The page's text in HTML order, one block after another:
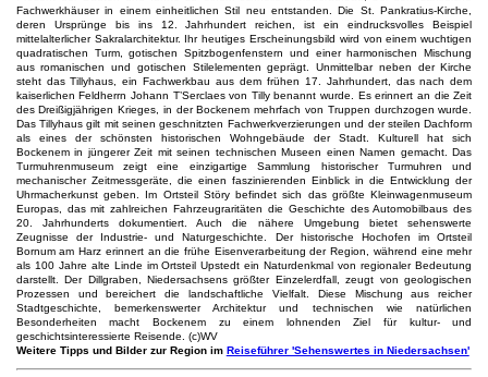
Fachwerkhäuser in einem einheitlichen Stil neu entstanden. Die St. Pankratius-Kirche,
deren Ursprünge bis ins 12. Jahrhundert reichen, ist ein eindrucksvolles Beispiel
mittelalterlicher Sakralarchitektur. Ihr heutiges Erscheinungsbild wird von einem wuchtigen
quadratischen Turm, gotischen Spitzbogenfenstern und einer harmonischen Mischung
aus romanischen und gotischen Stilelementen geprägt. Unmittelbar neben der Kirche
steht das Tillyhaus, ein Fachwerkbau aus dem frühen 17. Jahrhundert, das nach dem
kaiserlichen Feldherrn Johann T’Serclaes von Tilly benannt wurde. Es erinnert an die Zeit
des Dreißigjährigen Krieges, in der Bockenem mehrfach von Truppen durchzogen wurde.
Das Tillyhaus gilt mit seinen geschnitzten Fachwerkverzierungen und der steilen Dachform
als eines der schönsten historischen Wohngebäude der Stadt. Kulturell hat sich
Bockenem in jüngerer Zeit mit seinen technischen Museen einen Namen gemacht. Das
Turmuhrenmuseum zeigt eine einzigartige Sammlung historischer Turmuhren und
mechanischer Zeitmessgeräte, die einen faszinierenden Einblick in die Entwicklung der
Uhrmacherkunst geben. Im Ortsteil Störy befindet sich das größte Kleinwagenmuseum
Europas, das mit zahlreichen Fahrzeugraritäten die Geschichte des Automobilbaus des
20. Jahrhunderts dokumentiert. Auch die nähere Umgebung bietet sehenswerte
Zeugnisse der Industrie- und Naturgeschichte. Der historische Hochofen im Ortsteil
Bornum am Harz erinnert an die frühe Eisenverarbeitung der Region, während eine mehr
als 100 Jahre alte Linde im Ortsteil Upstedt ein Naturdenkmal von regionaler Bedeutung
darstellt. Der Dillgraben, Niedersachsens größter Einzelerdfall, zeugt von geologischen
Prozessen und bereichert die landschaftliche Vielfalt. Diese Mischung aus reicher
Stadtgeschichte, bemerkenswerter Architektur und technischen wie natürlichen
Besonderheiten macht Bockenem zu einem lohnenden Ziel für kultur- und
geschichtsinteressierte Reisende. (c)WV
Weitere Tipps und Bilder zur Region im Reiseführer 'Sehenswertes in Niedersachsen'